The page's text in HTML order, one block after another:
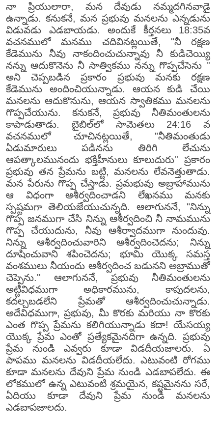
నా ప్రియులారా, మన దేవుడు నమ్మదగినవాడై
ఉన్నాడు. కనుకనే, మన ప్రభువు మనలను ఎన్నడును
విడువడు ఎడబాయడు. అందుకే కీర్తనలు 18:35వ
వచనములో మనము చదివినట్లయితే, "నీ రక్షణ
కేడెమును నీవు నాకందించుచున్నావు నీ కుడిచెయ్యి
నన్ను ఆదుకొనెను నీ సాత్వికము నన్ను గొప్పచేసెను ''
అని చెప్పబడిన ప్రకారం ప్రభువు మనకు రక్షణ
కేడెమును అందించియున్నాడు. ఆయన కుడి చేయి
మనలను ఆదుకొనును, ఆయన స్వాతికము మనలను
గొప్పచేయును. కనుకనే, ప్రభువు నీతిమంతులను
కాపాడుతాడు. బైబిల్‌లో సామెతలు 24:16 వ
వచనములో చూచినట్లయితే, "నీతిమంతుడు
ఏడుమారులు పడినను తిరిగి లేచును
ఆపత్కాలమునందు భక్తిహీనులు కూలుదురు'' ప్రకారం
ప్రభువు తన ప్రేమను బట్టి, మనలను లేవనెత్తుతాడు.
మన పేరును గొప్ప చేస్తాడు. ప్రమభువు అబ్రాహామును
ఆ విధంగా ఆశీర్వదించాడని లేఖనము మనకు
స్పష్టమగా తెలియజేయుచున్నది. ఆలాగుననే, "నిన్ను
గొప్ప జనముగా చేసి నిన్ను ఆశీర్వదించి నీ నామమును
గొప్ప చేయుదును, నీవు ఆశీర్వాదముగా నుందువు.
నిన్ను ఆశీర్వదించువారిని ఆశీర్వదించెదను; నిన్ను
దూషించువాని శపించెదను; భూమి యొక్క సమస్త
వంశములు నీయందు ఆశీర్వదించ బడునని అబ్రాముతో
చెప్పెను.'' ఆలాగుననే, ప్రభువు నీతిమంతులను
అట్టివిధముగా అధికారమును, కాపుదలను,
కదల్చబడలేని ప్రేమతో ఆశీర్వదించుచున్నాడు.
అదేవిధముగా, ప్రభువు, మీ కొరకు మరియు నా కొరకు
ఎంత గొప్ప ప్రేమను కలిగియున్నాడు కదా! యేసయ్య
యొక్క ప్రేమ ఎంతో ప్రత్యేకమైనదిగా ఉన్నది. ప్రభువు
ప్రేమ నుండి ఎవ్వరు కూడా విడదీయజాలరు. ఏ
పాపము మనలను విడదీయలేదు. ఎటువంటి రోగము
కూడా మనలను దేవుని ప్రేమ నుండి ఎడబాపలేదు. ఈ
లోకములో ఉన్న ఎటువంటి శ్రమయైన, కష్టమైనను సరే,
ఏదియు కూడా దేవుని ప్రేమ నుండి మనలను
ఎడబాపజాలదు.